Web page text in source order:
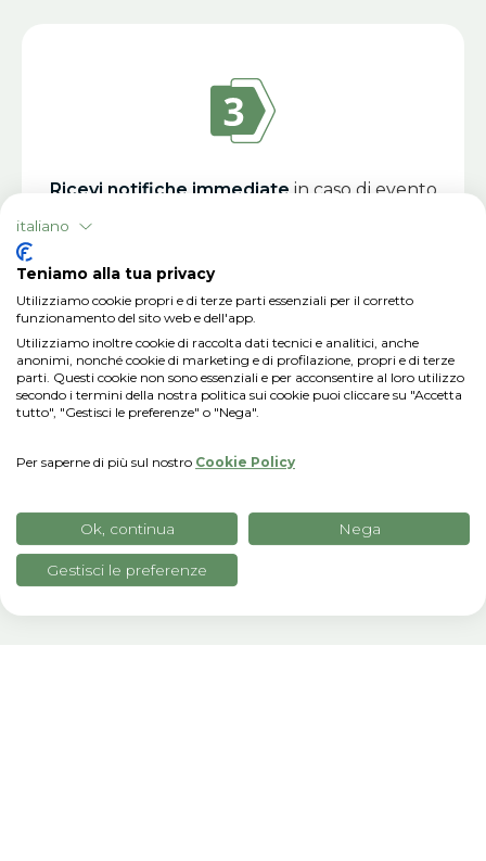
Ricevi notifiche immediate in caso di evento
burocrazia o periti
italiano
Teniamo alla tua privacy
Utilizziamo cookie propri e di terze parti essenziali per il corretto
funzionamento del sito web e dell'app.
Utilizziamo inoltre cookie di raccolta dati tecnici e analitici, anche
anonimi, nonché cookie di marketing e di profilazione, propri e di terze
parti. Questi cookie non sono essenziali e per acconsentire al loro utilizzo
secondo i termini della nostra politica sui cookie puoi cliccare su "Accetta
tutto", "Gestisci le preferenze" o "Nega".
Per saperne di più sul nostro Cookie Policy
Ok, continua Nega
Gestisci le preferenze